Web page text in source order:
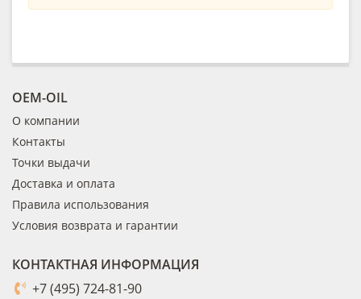
OEM-OIL
О компании
Контакты
Точки выдачи
Доставка и оплата
Правила использования
Условия возврата и гарантии
КОНТАКТНАЯ ИНФОРМАЦИЯ
+7 (495) 724-81-90